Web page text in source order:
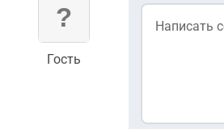
Гость